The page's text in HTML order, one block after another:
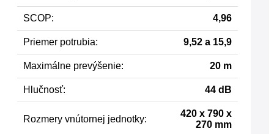
SCOP: 4,96
Priemer potrubia: 9,52 a 15,9
Maximálne prevýšenie: 20 m
Hlučnosť: 44 dB
Rozmery vnútornej jednotky:
420 x 790 x
270 mm